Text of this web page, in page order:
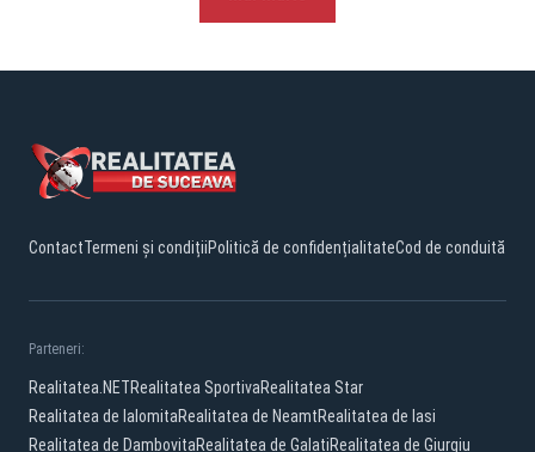
ContactTermeni și condițiiPolitică de confidențialitateCod de conduită
Parteneri:
Realitatea.NETRealitatea SportivaRealitatea Star
Realitatea de IalomitaRealitatea de NeamtRealitatea de Iasi
Realitatea de DambovitaRealitatea de GalatiRealitatea de Giurgiu